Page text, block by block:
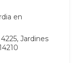
en
Jardines